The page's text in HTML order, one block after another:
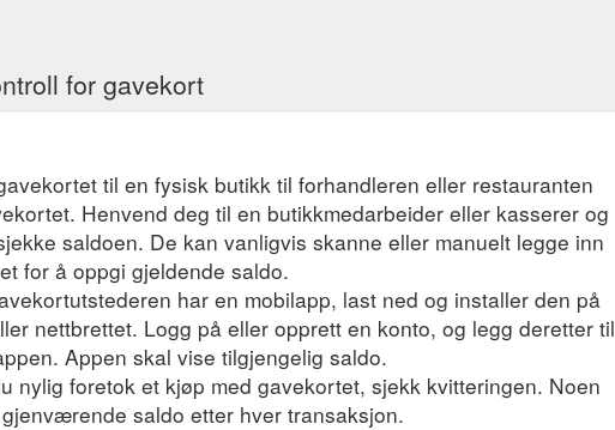
for gavekort
til en fysisk butikk til forhandleren eller restauranten
Henvend deg til en butikkmedarbeider eller kasserer og
saldoen. De kan vanligvis skanne eller manuelt legge inn
for å oppgi gjeldende saldo.
har en mobilapp, last ned og installer den på
nettbrettet. Logg på eller opprett en konto, og legg deretter til
Appen skal vise tilgjengelig saldo.
nylig foretok et kjøp med gavekortet, sjekk kvitteringen. Noen
saldo etter hver transaksjon.